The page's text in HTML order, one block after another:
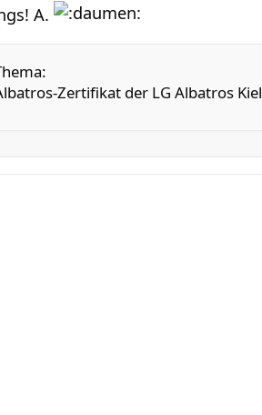
A.
Zertifikat der LG Albatros Kiel